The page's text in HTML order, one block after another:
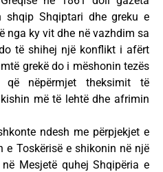
shqip Shqiptari dhe greku e
nga ky vit dhe në vazhdim sa
të shihej një konflikt i afërt
grekë do i mëshonin tezës
që nëpërmjet theksimit të
më të lehtë dhe afrimin
ndesh me përpjekjet e
e Toskërisë e shikonin në një
Mesjetë quhej Shqipëria e